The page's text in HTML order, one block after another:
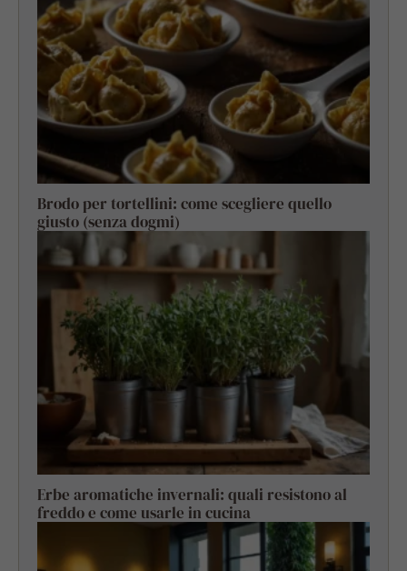
Brodo per tortellini: come scegliere quello
giusto (senza dogmi)
Erbe aromatiche invernali: quali resistono al
freddo e come usarle in cucina